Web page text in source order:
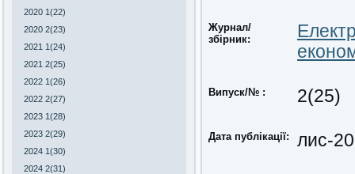
2020 1(22)
2020 2(23)
2021 1(24)
2021 2(25)
2022 1(26)
2022 2(27)
2023 1(28)
2023 2(29)
2024 1(30)
2024 2(31)
Журнал/
збірник:
Випуск/№ : 2(25)
Дата публікації: лис-